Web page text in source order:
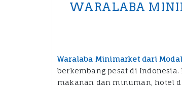
WARALABA
Waralaba Minimarket dari
berkembang pesat di
makanan dan minuman, hotel